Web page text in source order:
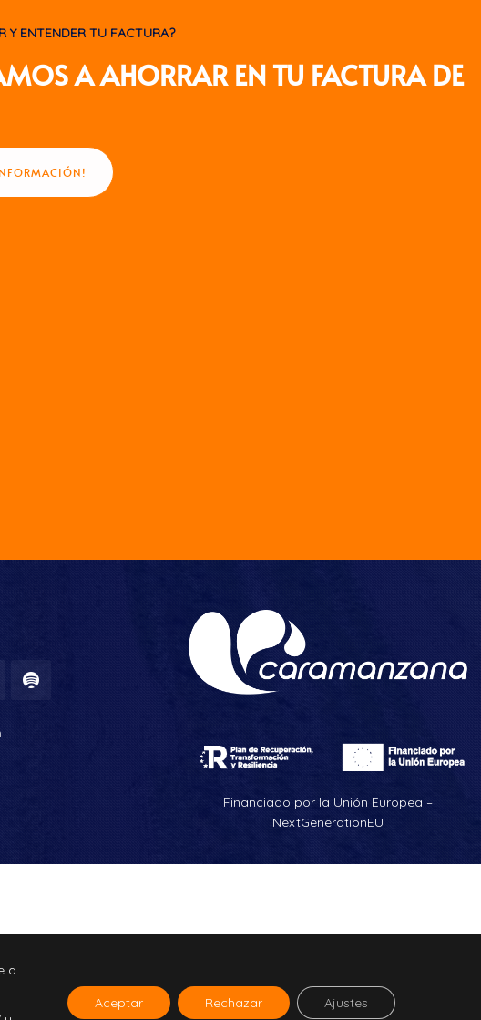
Y ENTENDER TU FACTURA?
A AHORRAR EN TU FACTURA DE
Financiado por la Unión Europea –
NextGenerationEU
a
Aceptar Rechazar Ajustes